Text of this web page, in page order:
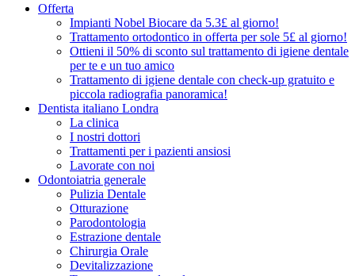
Offerta
Impianti Nobel Biocare da 5.3£ al giorno!
Trattamento ortodontico in offerta per sole 5£ al giorno!
Ottieni il 50% di sconto sul trattamento di igiene dentale
per te e un tuo amico
Trattamento di igiene dentale con check-up gratuito e
piccola radiografia panoramica!
Dentista italiano Londra
La clinica
I nostri dottori
Trattamenti per i pazienti ansiosi
Lavorate con noi
Odontoiatria generale
Pulizia Dentale
Otturazione
Parodontologia
Estrazione dentale
Chirurgia Orale
Devitalizzazione